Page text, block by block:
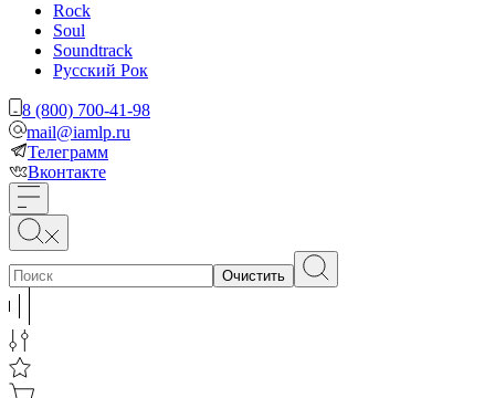
Rock
Soul
Soundtrack
Русский Рок
8 (800) 700-41-98
mail@iamlp.ru
Телеграмм
Вконтакте
Очистить